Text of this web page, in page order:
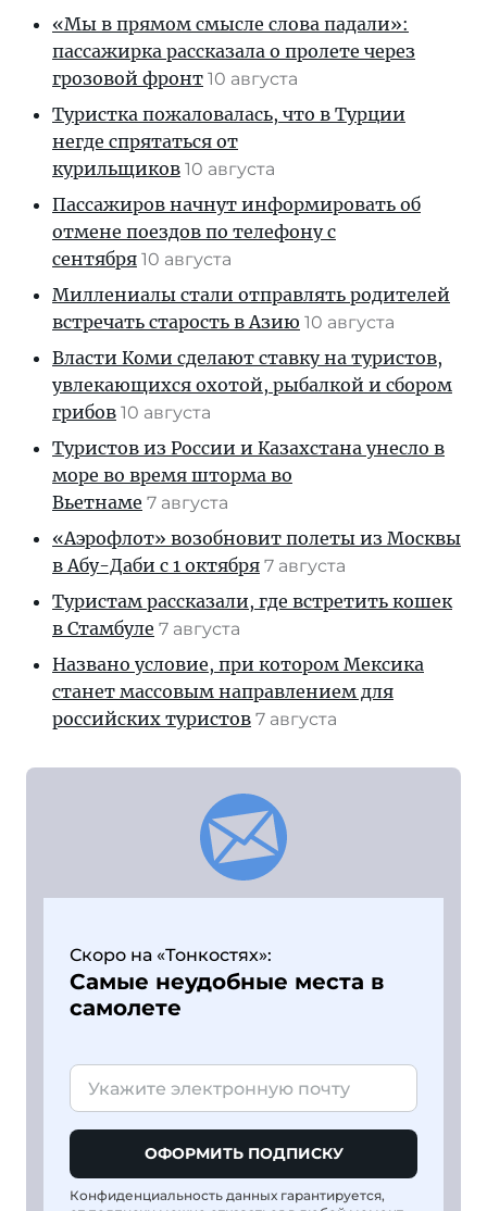
«Мы в прямом смысле слова падали»:
пассажирка рассказала о пролете через
грозовой фронт 10 августа
Туристка пожаловалась, что в Турции
негде спрятаться от
курильщиков 10 августа
Пассажиров начнут информировать об
отмене поездов по телефону с
сентября 10 августа
Миллениалы стали отправлять родителей
встречать старость в Азию 10 августа
Власти Коми сделают ставку на туристов,
увлекающихся охотой, рыбалкой и сбором
грибов 10 августа
Туристов из России и Казахстана унесло в
море во время шторма во
Вьетнаме 7 августа
«Аэрофлот» возобновит полеты из Москвы
в Абу-Даби с 1 октября 7 августа
Туристам рассказали, где встретить кошек
в Стамбуле 7 августа
Названо условие, при котором Мексика
станет массовым направлением для
российских туристов 7 августа
Скоро на «Тонкостях»:
Самые неудобные места в
самолете
ОФОРМИТЬ ПОДПИСКУ
Конфиденциальность данных гарантируется,